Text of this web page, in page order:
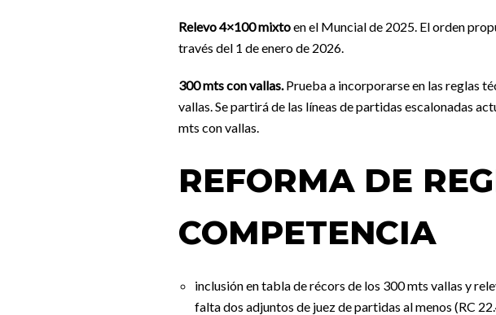
Relevo 4×100 mixtoen el Muncial de 2025. El orden
través del 1 de enero de 2026.
300 mts con vallas. Prueba a incorporarse en las reglas
vallas. Se partirá de las líneas de partidas escalonadas
mts con vallas.
REFORMA DE
COMPETENCIA
inclusión en tabla de récors de los 300 mts vallas y
falta dos adjuntos de juez de partidas al menos (RC